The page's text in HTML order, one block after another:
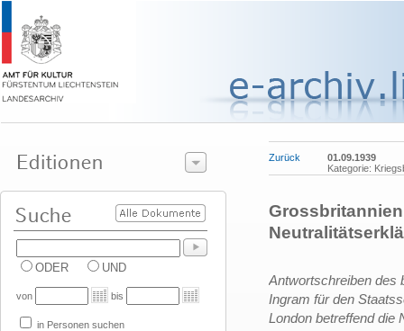
ODER UND
von bis
in Personen suchen
Zurück
01.09.1939
Kategorie:
Antwortschreiben des
Ingram für den
London betreffend die